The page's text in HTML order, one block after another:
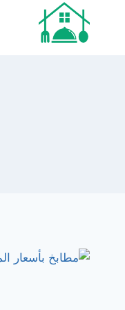
المحتوى